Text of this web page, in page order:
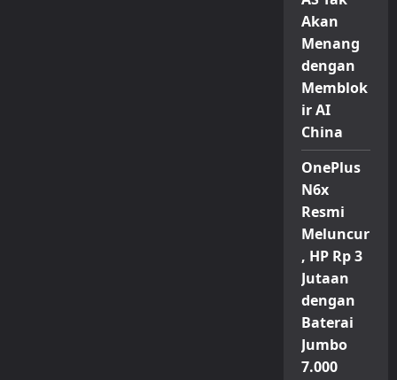
Akan
Menang
dengan
Memblok
ir AI
China
OnePlus
N6x
Resmi
Meluncur
, HP Rp 3
Jutaan
dengan
Baterai
Jumbo
7.000